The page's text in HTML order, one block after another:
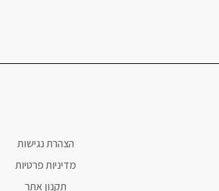
הצהרת נגישות
מדיניות פרטיות
תקנון אתר